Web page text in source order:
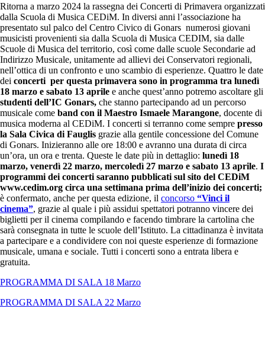
Ritorna a marzo 2024 la rassegna dei Concerti di Primavera organizzati
dalla Scuola di Musica CEDiM. In diversi anni l’associazione ha
presentato sul palco del Centro Civico di Gonars numerosi giovani
musicisti provenienti sia dalla Scuola di Musica CEDIM, sia dalle
Scuole di Musica del territorio, così come dalle scuole Secondarie ad
Indirizzo Musicale, unitamente ad allievi dei Conservatori regionali,
nell’ottica di un confronto e uno scambio di esperienze. Quattro le date
dei concerti per questa primavera sono in programma tra lunedì
18 marzo e sabato 13 aprile e anche quest’anno potremo ascoltare gli
studenti dell’IC Gonars, che stanno partecipando ad un percorso
musicale come band con il Maestro Ismaele Marangone, docente di
musica moderna al CEDiM. I concerti si terranno come sempre presso
la Sala Civica di Fauglis grazie alla gentile concessione del Comune
di Gonars. Inizieranno alle ore 18:00 e avranno una durata di circa
un’ora, un ora e trenta. Queste le date più in dettaglio: lunedì 18
marzo, venerdì 22 marzo, mercoledì 27 marzo e sabato 13 aprile. I
programmi dei concerti saranno pubblicati sul sito del CEDiM
www.cedim.org circa una settimana prima dell’inizio dei concerti;
è confermato, anche per questa edizione, il concorso “Vinci il
cinema”, grazie al quale i più assidui spettatori potranno vincere dei
biglietti per il cinema compilando e facendo timbrare la cartolina che
sarà consegnata in tutte le scuole dell’Istituto. La cittadinanza è invitata
a partecipare e a condividere con noi queste esperienze di formazione
musicale, umana e sociale. Tutti i concerti sono a entrata libera e
gratuita.
PROGRAMMA DI SALA 18 Marzo
PROGRAMMA DI SALA 22 Marzo